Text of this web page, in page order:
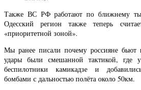
Также ВС РФ работают по ближнему
Одесский регион также теперь
«приоритетной зоной».
Мы ранее писали почему россияне
удары были смешанной тактикой, где
беспилотники камикадзе и
бомбами с дальностью полёта около 50км.